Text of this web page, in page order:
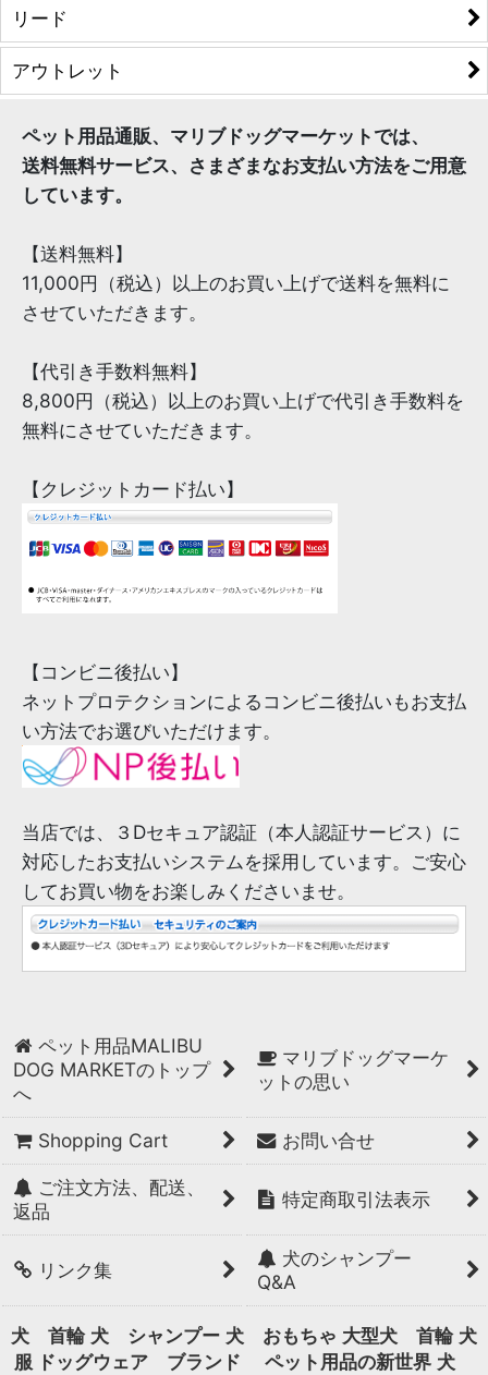
リード
アウトレット
ペット用品通販、マリブドッグマーケットでは、
送料無料サービス、さまざまなお支払い方法をご用意
しています。
【送料無料】
11,000円（税込）以上のお買い上げで送料を無料に
させていただきます。
【代引き手数料無料】
8,800円（税込）以上のお買い上げで代引き手数料を
無料にさせていただきます。
【クレジットカード払い】
【コンビニ後払い】
ネットプロテクションによるコンビニ後払いもお支払
い方法でお選びいただけます。
当店では、３Dセキュア認証（本人認証サービス）に
対応したお支払いシステムを採用しています。ご安心
してお買い物をお楽しみくださいませ。
ペット用品MALIBU
DOG MARKETのトップ
へ
マリブドッグマーケ
ットの思い
Shopping Cart お問い合せ
ご注文方法、配送、
返品
特定商取引法表示
リンク集
犬のシャンプー
Q&A
犬 首輪 犬 シャンプー 犬 おもちゃ 大型犬 首輪 犬
服 ドッグウェア ブランド
ペット用品の新世界 犬